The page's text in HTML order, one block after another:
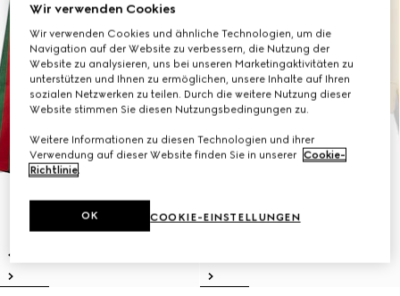
Wir verwenden Cookies
Wir verwenden Cookies und ähnliche Technologien, um die
Navigation auf der Website zu verbessern, die Nutzung der
Website zu analysieren, uns bei unseren Marketingaktivitäten zu
unterstützen und Ihnen zu ermöglichen, unsere Inhalte auf Ihren
sozialen Netzwerken zu teilen. Durch die weitere Nutzung dieser
Website stimmen Sie diesen Nutzungsbedingungen zu.
Weitere Informationen zu diesen Technologien und ihrer
Verwendung auf dieser Website finden Sie in unserer Cookie-
Richtlinie.
COOKIE-EINSTELLUNGEN
OK